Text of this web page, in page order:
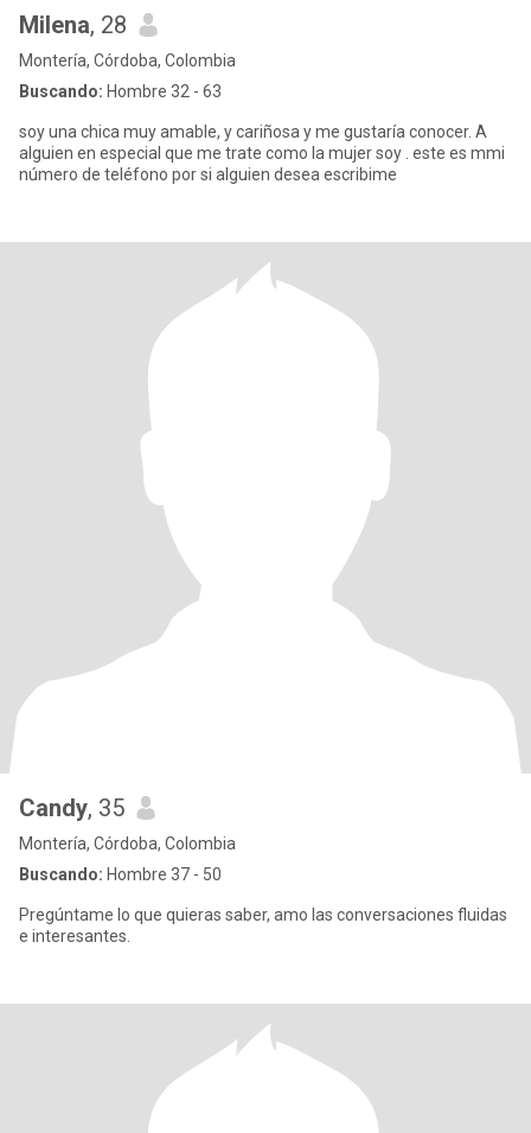
Milena, 28
Montería, Córdoba, Colombia
Buscando: Hombre 32 - 63
soy una chica muy amable, y cariñosa y me gustaría conocer. A
alguien en especial que me trate como la mujer soy . este es mmi
número de teléfono por si alguien desea escribime
Candy, 35
Montería, Córdoba, Colombia
Buscando: Hombre 37 - 50
Pregúntame lo que quieras saber, amo las conversaciones fluidas
e interesantes.